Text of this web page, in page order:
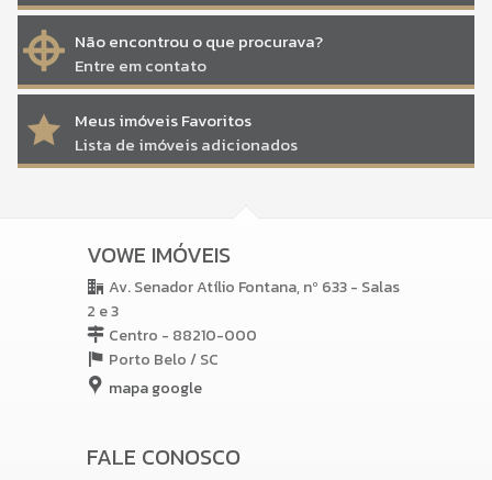
Não encontrou o que procurava?
Entre em contato
Meus imóveis Favoritos
Lista de imóveis adicionados
VOWE IMÓVEIS
Av. Senador Atílio Fontana, nº 633 - Salas
2 e 3
Centro - 88210-000
Porto Belo /SC
mapa google
FALE CONOSCO